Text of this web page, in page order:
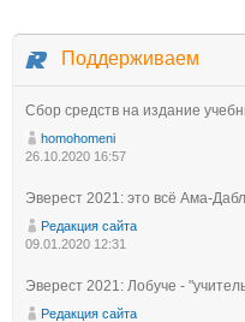
Поддерживаем
Сбор средств на издание
homohomeni
26.10.2020 16:57
Эверест 2021: это всё Ама-
Редакция сайта
09.01.2020 12:31
Эверест 2021: Лобуче -
Редакция сайта